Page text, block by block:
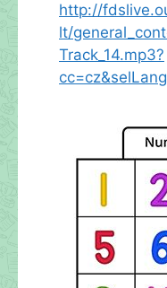
http://
lt/
Track_14.mp3?